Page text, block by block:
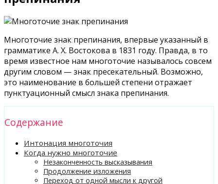
Многоточие знак препинания, впервые указанный в
грамматике А. Х. Востокова в 1831 году. Правда, в то
время известное нам многоточие называлось совсем
другим словом — знак пресекательный. Возможно,
это наименование в большей степени отражает
пунктуационный смысл знака препинания.
Содержание
Интонация многоточия
Когда нужно многоточие
Незаконченность высказывания
Продолжение изложения
Переход от одной мысли к другой